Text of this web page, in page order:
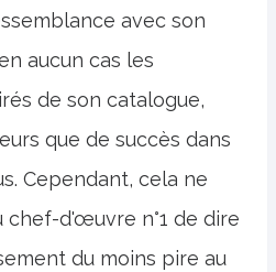
avec son
aucun cas les
de son catalogue,
que de succès dans
Cependant, cela ne
chef-d'œuvre n°1 de dire
du moins pire au